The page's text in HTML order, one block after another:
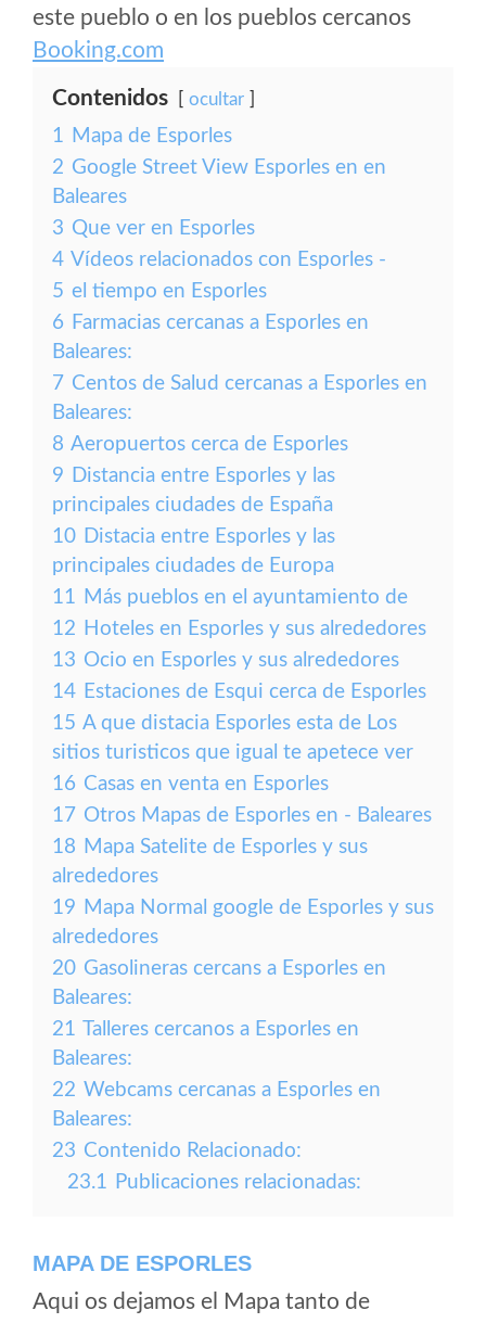
este pueblo o en los pueblos cercanos
Booking.com
Contenidos ocultar
1 Mapa de Esporles
2 Google Street View Esporles en en
Baleares
3 Que ver en Esporles
4 Vídeos relacionados con Esporles -
5 el tiempo en Esporles
6 Farmacias cercanas a Esporles en
Baleares:
7 Centos de Salud cercanas a Esporles en
Baleares:
8 Aeropuertos cerca de Esporles
9 Distancia entre Esporles y las
principales ciudades de España
10 Distacia entre Esporles y las
principales ciudades de Europa
11 Más pueblos en el ayuntamiento de
12 Hoteles en Esporles y sus alrededores
13 Ocio en Esporles y sus alrededores
14 Estaciones de Esqui cerca de Esporles
15 A que distacia Esporles esta de Los
sitios turisticos que igual te apetece ver
16 Casas en venta en Esporles
17 Otros Mapas de Esporles en - Baleares
18 Mapa Satelite de Esporles y sus
alrededores
19 Mapa Normal google de Esporles y sus
alrededores
20 Gasolineras cercans a Esporles en
Baleares:
21 Talleres cercanos a Esporles en
Baleares:
22 Webcams cercanas a Esporles en
Baleares:
23 Contenido Relacionado:
23.1 Publicaciones relacionadas:
MAPA DE ESPORLES
Aqui os dejamos el Mapa tanto de